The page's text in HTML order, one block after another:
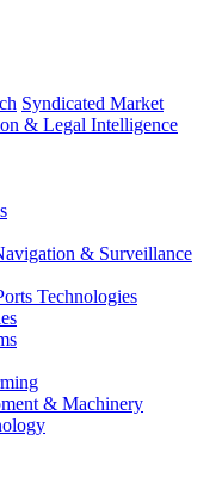
Syndicated Market
& Legal Intelligence
& Surveillance
Technologies
& Machinery